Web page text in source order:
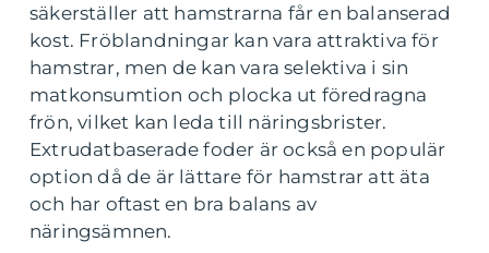
säkerställer att hamstrarna får en balanserad
kost. Fröblandningar kan vara attraktiva för
hamstrar, men de kan vara selektiva i sin
matkonsumtion och plocka ut föredragna
frön, vilket kan leda till näringsbrister.
Extrudatbaserade foder är också en populär
option då de är lättare för hamstrar att äta
och har oftast en bra balans av
näringsämnen.